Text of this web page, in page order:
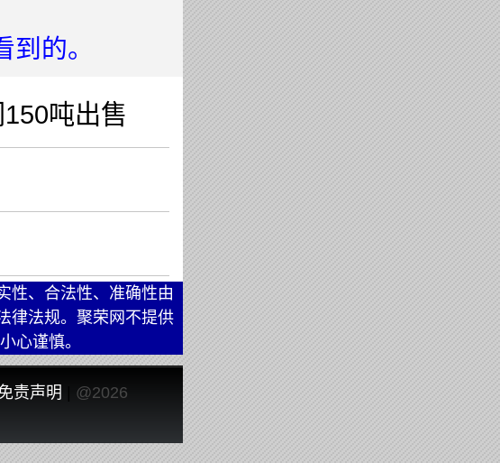
的。
吨出售
性、合法性、准确性由
律法规。聚荣网不提供
心谨慎。
责声明
@2026